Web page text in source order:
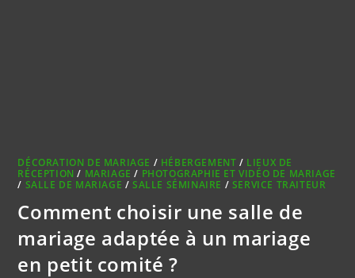
DÉCORATION DE MARIAGE / HÉBERGEMENT / LIEUX DE
RÉCEPTION / MARIAGE / PHOTOGRAPHIE ET VIDÉO DE MARIAGE
/ SALLE DE MARIAGE /SALLE SÉMINAIRE / SERVICE TRAITEUR
Comment choisir une salle de
mariage adaptée à un mariage
en petit comité ?